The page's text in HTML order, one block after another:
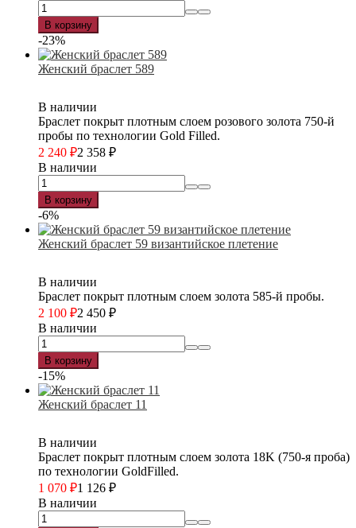
В корзину
-23%
Женский браслет 589
В наличии
Браслет покрыт плотным слоем розового золота 750-й
пробы по технологии Gold Filled.
2 240 ₽2 358 ₽
В наличии
В корзину
-6%
Женский браслет 59 византийское плетение
В наличии
Браслет покрыт плотным слоем золота 585-й пробы.
2 100 ₽2 450 ₽
В наличии
В корзину
-15%
Женский браслет 11
В наличии
Браслет покрыт плотным слоем золота 18K (750-я проба)
по технологии GoldFilled.
1 070 ₽1 126 ₽
В наличии